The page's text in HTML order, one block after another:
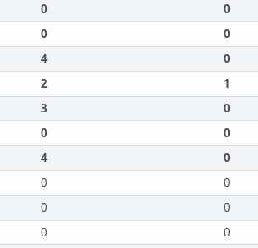
0 0
0 0
4 0
2 1
3 0
0 0
4 0
0 0
0 0
0 0